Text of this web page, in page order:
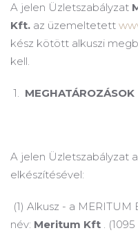
A jelen Üzletszabályzat
Kft. az üzemeltetett
kész kötött alkuszi
kell.
1. MEGHATÁROZÁSOK
A jelen Üzletszabályzat
elkészítésével:
(1) Alkusz - a MERITUM
név: Meritum Kft .